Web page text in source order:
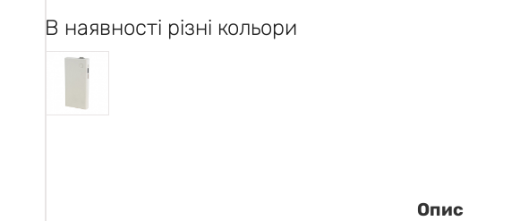
В наявності різні кольори
Опис